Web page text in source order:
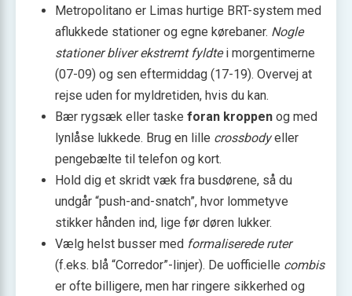
Metropolitano er Limas hurtige BRT-system med
aflukkede stationer og egne kørebaner. Nogle
stationer bliver ekstremt fyldtei morgentimerne
(07-09) og sen eftermiddag (17-19). Overvej at
rejse uden for myldretiden, hvis du kan.
Bær rygsæk eller taske foran kroppen og med
lynlåse lukkede. Brug en lille crossbodyeller
penge­bælte til telefon og kort.
Hold dig et skridt væk fra busdørene, så du
undgår “push-and-snatch”, hvor lommetyve
stikker hånden ind, lige før døren lukker.
Vælg helst busser med formaliserede ruter
(f.eks. blå “Corredor”-linjer). De uofficielle combis
er ofte billigere, men har ringere sikkerhed og